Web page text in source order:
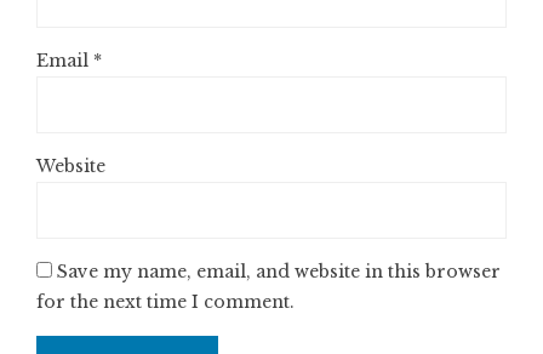
Email *
Website
Save my name, email, and website in this browser
for the next time I comment.